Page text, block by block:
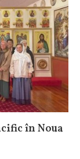
în Noua